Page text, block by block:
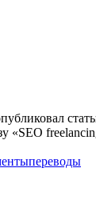
«SEO
переводы